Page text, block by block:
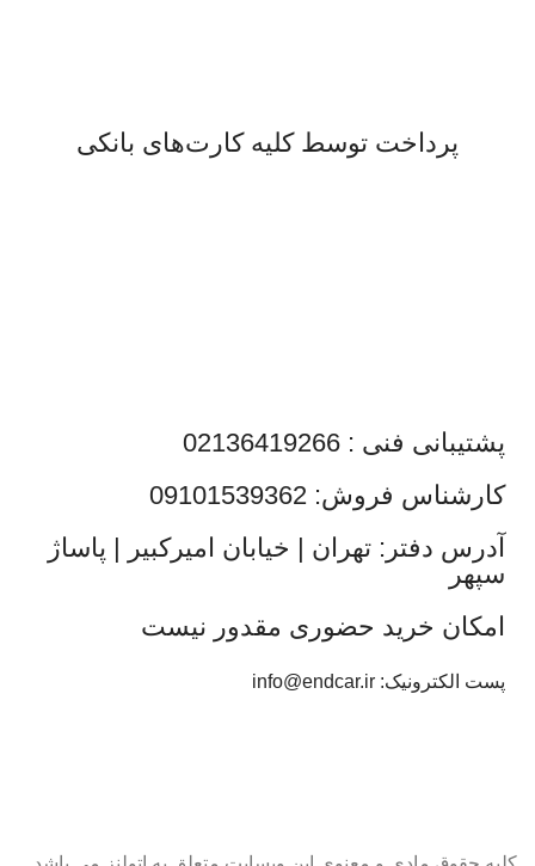
پرداخت توسط کلیه کارت‌های بانکی
پشتیبانی فنی : 02136419266
کارشناس فروش: 09101539362
آدرس دفتر: تهران | خیابان امیرکبیر | پاساژ
سپهر
امکان خرید حضوری مقدور نیست
پست الکترونیک: info@endcar.ir